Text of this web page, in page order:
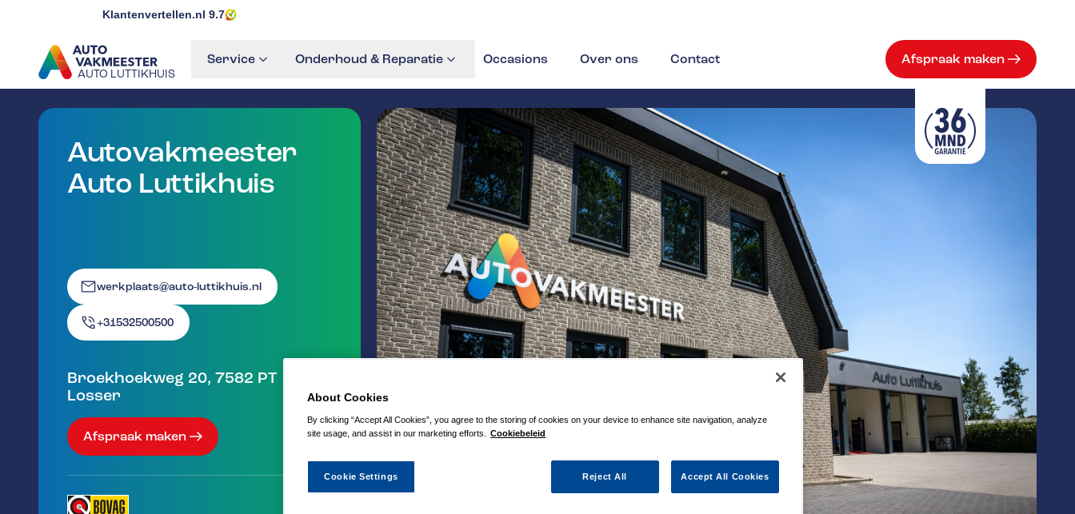
About Cookies
By clicking “Accept All Cookies”, you agree to the storing of cookies on your device to enhance site navigation, analyze
site usage, and assist in our marketing efforts.
Cookiebeleid
Reject All Accept All Cookies
Cookie Settings
Klantenvertellen.nl 9.7
AUTO LUTTIKHUIS
GA NAAR DE HOMEPAGINA
Service Onderhoud & Reparatie Occasions Over ons Contact Afspraak maken
Autovakmeester
Auto Luttikhuis
werkplaats@auto-luttikhuis.nl
+31532500500
Broekhoekweg 20, 7582 PT
Losser
Afspraak maken